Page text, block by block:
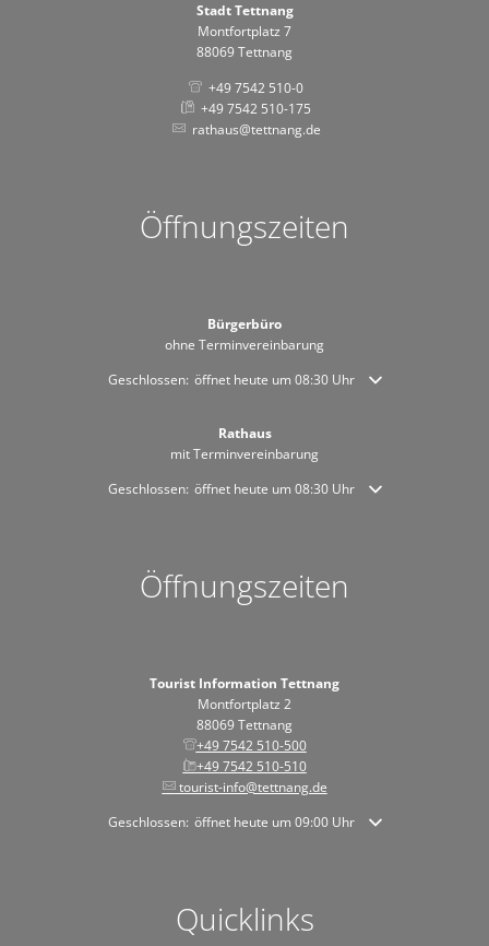
Stadt Tettnang
Montfortplatz 7
88069 Tettnang
+49 7542 510-0
+49 7542 510-175
rathaus@tettnang.de
Öffnungszeiten
Bürgerbüro
ohne Terminvereinbarung
Klicken, um weitere Öffnungs- oder Schließzeiten
Geschlossen: öffnet heute um 08:30 Uhr
Rathaus
mit Terminvereinbarung
Klicken, um weitere Öffnungs- oder Schließzeiten
Geschlossen: öffnet heute um 08:30 Uhr
Öffnungszeiten
Tourist Information Tettnang
Montfortplatz 2
88069 Tettnang
+49 7542 510-500
+49 7542 510-510
tourist-info@tettnang.de
Klicken, um weitere Öffnungs- oder Schließzeiten
Geschlossen: öffnet heute um 09:00 Uhr
Quicklinks